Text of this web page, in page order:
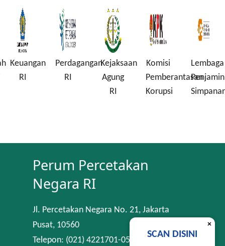
Keuangan
RI
Perdagangan
RI
Kejaksaan
Agung
RI
Komisi
Pemberantasan
Korupsi
Lembaga
Penjamin
Perum Percetakan
Negara RI
Jl. Percetakan Negara No. 21, Jakarta
Pusat, 10560
Telepon: (021) 4221701-05
×
SCAN DISINI